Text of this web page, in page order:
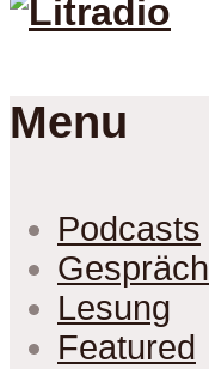
Menu
Podcasts
Gespräch
Lesung
Featured